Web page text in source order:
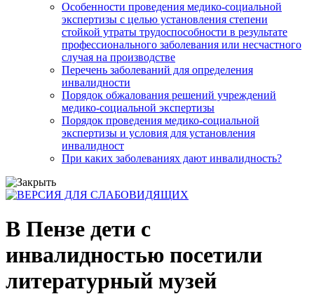
Особенности проведения медико-социальной
экспертизы с целью установления степени
стойкой утраты трудоспособности в результате
профессионального заболевания или несчастного
случая на производстве
Перечень заболеваний для определения
инвалидности
Порядок обжалования решений учреждений
медико-социальной экспертизы
Порядок проведения медико-социальной
экспертизы и условия для установления
инвалидност
При каких заболеваниях дают инвалидность?
В Пензе дети с
инвалидностью посетили
литературный музей